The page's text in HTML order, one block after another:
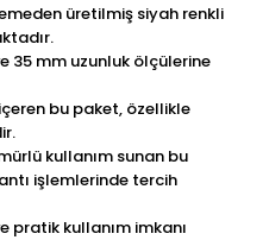
üretilmiş siyah renkli
35 mm uzunluk ölçülerine
bu paket, özellikle
kullanım sunan bu
işlemlerinde tercih
pratik kullanım imkanı